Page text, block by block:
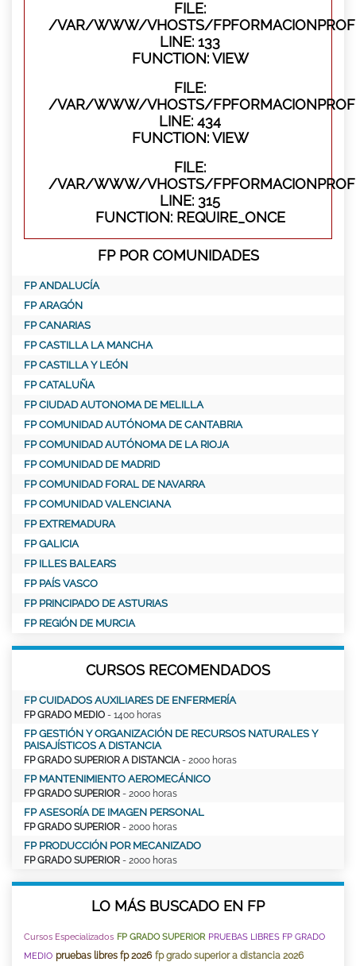
FILE:
/VAR/WWW/VHOSTS/
LINE: 133
FUNCTION: VIEW
FILE:
/VAR/WWW/VHOSTS/
LINE: 434
FUNCTION: VIEW
FILE:
/VAR/WWW/VHOSTS/
LINE: 315
FUNCTION: REQUIRE_ONCE
FP POR COMUNIDADES
FP ANDALUCÍA
FP ARAGÓN
FP CANARIAS
FP CASTILLA LA MANCHA
FP CASTILLA Y LEÓN
FP CATALUÑA
FP CIUDAD AUTONOMA DE MELILLA
FP COMUNIDAD AUTÓNOMA DE CANTABRIA
FP COMUNIDAD AUTÓNOMA DE LA RIOJA
FP COMUNIDAD DE MADRID
FP COMUNIDAD FORAL DE NAVARRA
FP COMUNIDAD VALENCIANA
FP EXTREMADURA
FP GALICIA
FP ILLES BALEARS
FP PAÍS VASCO
FP PRINCIPADO DE ASTURIAS
FP REGIÓN DE MURCIA
CURSOS RECOMENDADOS
FP CUIDADOS AUXILIARES DE ENFERMERÍA
FP GRADO MEDIO - 1400 horas
FP GESTIÓN Y ORGANIZACIÓN DE RECURSOS NATURALES Y
PAISAJÍSTICOS A DISTANCIA
FP GRADO SUPERIOR A DISTANCIA- 2000 horas
FP MANTENIMIENTO AEROMECÁNICO
FP GRADO SUPERIOR - 2000 horas
FP ASESORÍA DE IMAGEN PERSONAL
FP GRADO SUPERIOR - 2000 horas
FP PRODUCCIÓN POR MECANIZADO
FP GRADO SUPERIOR - 2000 horas
LO MÁS BUSCADO EN FP
Cursos Especializados FP GRADO SUPERIOR PRUEBAS LIBRES FP GRADO
MEDIO pruebas libres fp 2026 fp grado superior a distancia 2026